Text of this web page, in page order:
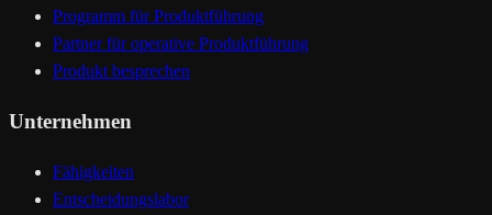
Programm für Produktführung
Partner für operative Produktführung
Produkt besprechen
Unternehmen
Fähigkeiten
Entscheidungslabor